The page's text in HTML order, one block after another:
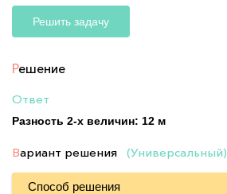
Решить задачу
Решение
Ответ
Разность 2-х величин: 12 м
Вариант решения (Универсальный)
Способ решения